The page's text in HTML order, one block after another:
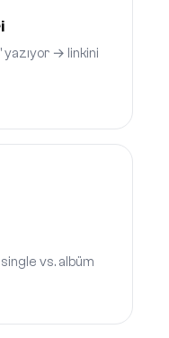
yazıyor → linkini
single vs. albüm